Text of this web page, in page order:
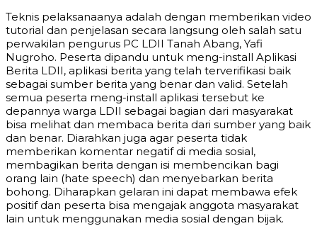
Teknis pelaksanaanya adalah dengan memberikan video
tutorial dan penjelasan secara langsung oleh salah satu
perwakilan pengurus PC LDII Tanah Abang, Yafi
Nugroho. Peserta dipandu untuk meng-install Aplikasi
Berita LDII, aplikasi berita yang telah terverifikasi baik
sebagai sumber berita yang benar dan valid. Setelah
semua peserta meng-install aplikasi tersebut ke
depannya warga LDII sebagai bagian dari masyarakat
bisa melihat dan membaca berita dari sumber yang baik
dan benar. Diarahkan juga agar peserta tidak
memberikan komentar negatif di media sosial,
membagikan berita dengan isi membencikan bagi
orang lain (hate speech) dan menyebarkan berita
bohong. Diharapkan gelaran ini dapat membawa efek
positif dan peserta bisa mengajak anggota masyarakat
lain untuk menggunakan media sosial dengan bijak.